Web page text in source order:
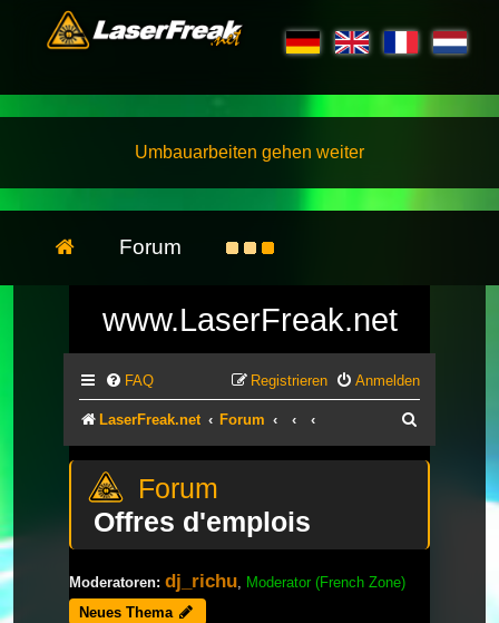
Umbauarbeiten gehen weiter
Forum
www.LaserFreak.net
FAQ Anmelden
Registrieren
LaserFreak.net Forum
Offres d'emplois
Moderatoren: dj_richu Moderator (French Zone)
Neues Thema